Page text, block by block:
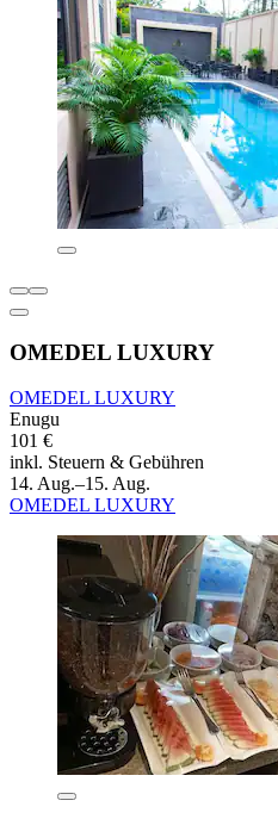
OMEDEL LUXURY
OMEDEL LUXURY
Enugu
101 €
inkl. Steuern & Gebühren
14. Aug.–15. Aug.
OMEDEL LUXURY